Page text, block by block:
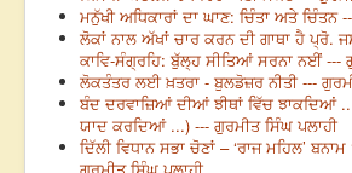
ਮਨੁੱਖੀ ਅਧਿਕਾਰਾਂ ਦਾ ਘਾਣ: ਚਿੰਤਾ ਅਤੇ ਚਿੰਤਨ
ਲੋਕਾਂ ਨਾਲ ਅੱਖਾਂ ਚਾਰ ਕਰਨ ਦੀ ਗਾਥਾ ਹੈ ਪ੍ਰੋ.
ਕਾਵਿ-ਸੰਗ੍ਰਹਿ: ਬੁੱਲ੍ਹ ਸੀਤਿਆਂ ਸਰਨਾ ਨਈਂ ---
ਲੋਕਤੰਤਰ ਲਈ ਖ਼ਤਰਾ - ਬੁਲਡੋਜ਼ਰ ਨੀਤੀ ---
ਬੰਦ ਦਰਵਾਜ਼ਿਆਂ ਦੀਆਂ ਝੀਥਾਂ ਵਿੱਚ ਝਾਕਦਿਆਂ
ਯਾਦ ਕਰਦਿਆਂ ...) --- ਗੁਰਮੀਤ ਸਿੰਘ ਪਲਾਹੀ
ਦਿੱਲੀ ਵਿਧਾਨ ਸਭਾ ਚੋਣਾਂ – ‘ਰਾਜ ਮਹਿਲ’ ਬਨਾਮ